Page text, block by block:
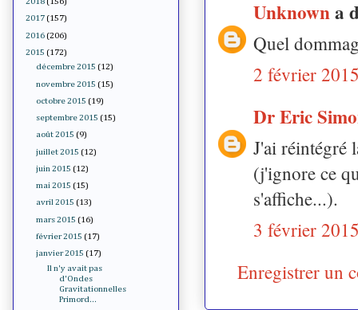
Unknowna
Quel
2 février
Dr Eric
J'ai réintégré
(j'ignore ce
s'affiche...).
3 février
Enregistrer un
2017 (157)
2016 (206)
2015 (172)
décembre 2015 (12)
novembre 2015 (15)
octobre 2015 (19)
septembre 2015 (15)
août 2015 (9)
juillet 2015 (12)
juin 2015 (12)
mai 2015 (15)
avril 2015 (13)
mars 2015 (16)
février 2015 (17)
janvier 2015 (17)
Il n'y avait pas
d'Ondes
Gravitationnelles
Primord...